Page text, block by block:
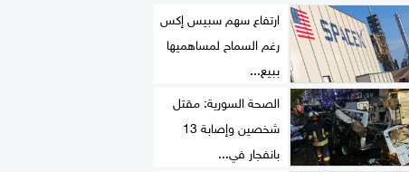
ارتفاع سهم سبيس إكس
رغم السماح لمساهميها
ببيع...
الصحة السورية: مقتل
شخصين وإصابة 13
بانفجار في...